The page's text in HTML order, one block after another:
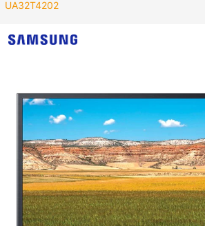
UA32T4202